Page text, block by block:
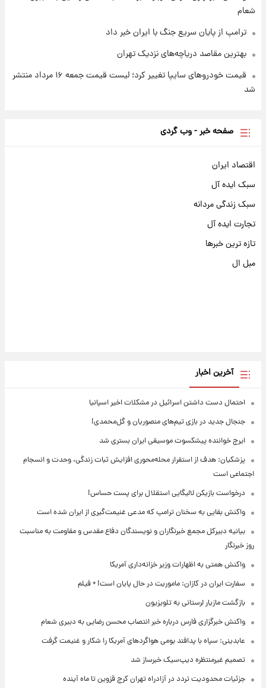
شعام
ترامپ از پایان سریع جنگ با ایران خبر داد
بهترین مقاصد دریاچه‌های نزدیک تهران
قیمت خودروهای سایپا تغییر کرد؛ لیست قیمت جمعه ۱۶ مرداد منتشر
شد
صفحه خبر - وب گردی
اقتصاد ایران
سبک ایده آل
سبک زندگی مردانه
تجارت ایده آل
تازه ترین خبرها
مبل ال
آخرین اخبار
احتمال دست داشتن اسرائیل در مشکلات اخیر اسپانیا
جنجال جدید در بازی تیم‌های منصوریان و گل‌محمدی!
ایرج خواننده پیشکسوت موسیقی ایران بستری شد
پزشکیان: هدف از استقرار محله‌محوری افزایش ثبات زندگی، وحدت و انسجام
اجتماعی است
درخواست بازیکن لالیگایی استقلال برای پست حساس!
واکنش بقایی به سخنان ترامپ که مدعی غنیمت‌گیری از ایران شده است
بیانیه دبیرکل مجمع خبرنگاران و نویسندگان دفاع مقدس و مقاومت به مناسبت
روز خبرنگار
واکنش همتی به اظهارات وزیر خزانه‌داری آمریکا
سفارت ایران در کازان: ماموریت در حال پایان است! + فیلم
بازگشت مازیار لرستانی به تلویزیون
واکنش خبرگزاری فارس درباره خبر انتصاب محسن رضایی به دبیری شعام
عابدینی: سپاه با پدافند بومی هواگردهای آمریکا را شکار و غنیمت گرفت
تصمیم غیرمنتظره دیپ‌سیک خبرساز شد
جزئیات محدودیت تردد در آزادراه تهران کرج قزوین تا ماه آینده